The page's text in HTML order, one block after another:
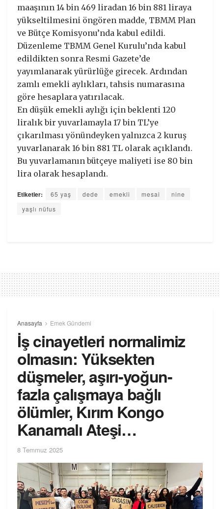
maaşının 14 bin 469 liradan 16 bin 881 liraya
yükseltilmesini öngören madde, TBMM Plan
ve Bütçe Komisyonu’nda kabul edildi.
Düzenleme TBMM Genel Kurulu’nda kabul
edildikten sonra Resmi Gazete’de
yayımlanarak yürürlüğe girecek. Ardından
zamlı emekli aylıkları, tahsis numarasına
göre hesaplara yatırılacak.
En düşük emekli aylığı için beklenti 120
liralık bir yuvarlamayla 17 bin TL’ye
çıkarılması yönündeyken yalnızca 2 kuruş
yuvarlanarak 16 bin 881 TL olarak açıklandı.
Bu yuvarlamanın bütçeye maliyeti ise 80 bin
lira olarak hesaplandı.
Etiketler: 65 yaş dede emekli mesai
nine
yaşlı nüfus
Anasayfa Emek Gündemi
İş cinayetleri normalimiz
olmasın: Yüksekten
düşmeler, aşırı-yoğun-
fazla çalışmaya bağlı
ölümler, Kırım Kongo
Kanamalı Ateşi…
8 Temmuz 2025